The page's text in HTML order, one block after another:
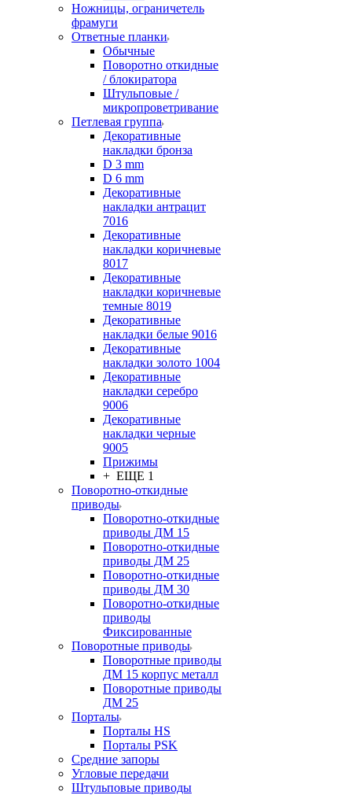
Ножницы, ограничетель
фрамуги
Ответные планки
Обычные
Поворотно откидные
/ блокиратора
Штульповые /
микропроветривание
Петлевая группа
Декоративные
накладки бронза
D 3 mm
D 6 mm
Декоративные
накладки антрацит
7016
Декоративные
накладки коричневые
8017
Декоративные
накладки коричневые
темные 8019
Декоративные
накладки белые 9016
Декоративные
накладки золото 1004
Декоративные
накладки серебро
9006
Декоративные
накладки черные
9005
Прижимы
+ ЕЩЕ 1
Поворотно-откидные
приводы
Поворотно-откидные
приводы ДМ 15
Поворотно-откидные
приводы ДМ 25
Поворотно-откидные
приводы ДМ 30
Поворотно-откидные
приводы
Фиксированные
Поворотные приводы
Поворотные приводы
ДМ 15 корпус металл
Поворотные приводы
ДМ 25
Порталы
Порталы HS
Порталы PSK
Средние запоры
Угловые передачи
Штульповые приводы